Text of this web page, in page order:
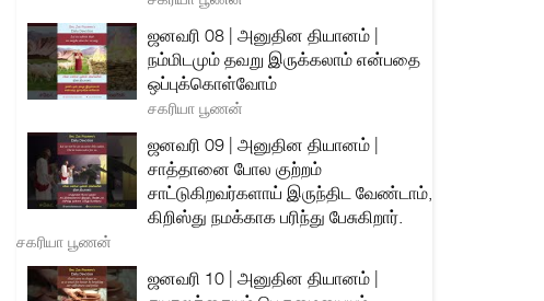
ஜனவரி 08 | அனுதின தியானம் |
நம்மிடமும் தவறு இருக்கலாம் என்பதை
ஒப்புக்கொள்வோம்
சகரியா பூணன்
ஜனவரி 09 | அனுதின தியானம் |
சாத்தானை போல குற்றம்
சாட்டுகிறவர்களாய் இருந்திட வேண்டாம்,
கிறிஸ்து நமக்காக பரிந்து பேசுகிறார்.
சகரியா பூணன்
ஜனவரி 10 | அனுதின தியானம் |